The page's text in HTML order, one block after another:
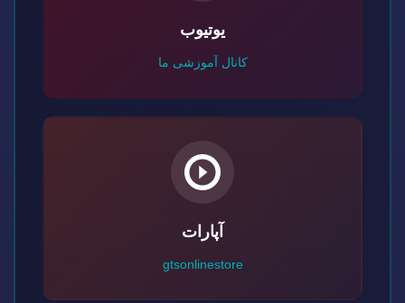
یوتیوب
کانال آموزشی ما
آپارات
gtsonlinestore